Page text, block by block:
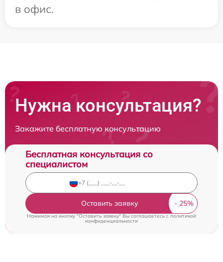
в офис.
Нужна консультация?
Закажите бесплатную консультацию
Бесплатная консультация со
специалистом
Оставить заявку
Нажимая на кнопку "Оставить заявку" Вы соглашаетесь cполитикой
конфиденциальности